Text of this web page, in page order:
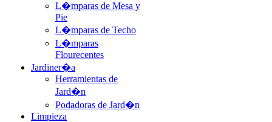
L�mparas de Mesa y
Pie
L�mparas de Techo
L�mparas
Flourecentes
Jardiner�a
Herramientas de
Jard�n
Podadoras de Jard�n
Limpieza